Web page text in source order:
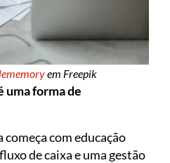
em Freepik
uma forma de
começa com educação
de caixa e uma gestão